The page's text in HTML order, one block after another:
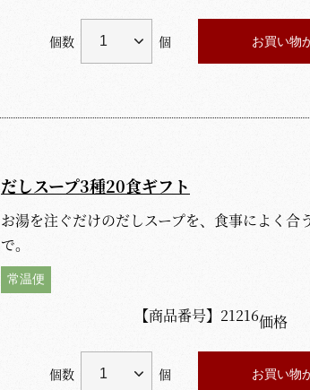
個数 個 お買い物
だしスープ3種20食ギフト
お湯を注ぐだけのだしスープを、食事によく合
で。
常温便
【商品番号】 21216価格
個数 個 お買い物